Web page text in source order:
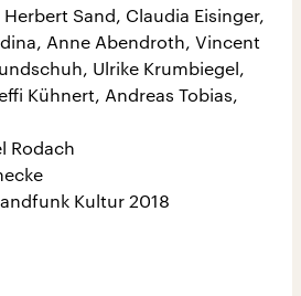
Sand, Claudia Eisinger,
Anne Abendroth, Vincent
Ulrike Krumbiegel,
Kühnert, Andreas Tobias,
Rodach
Kultur 2018